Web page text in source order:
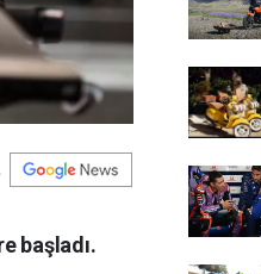
başladı.